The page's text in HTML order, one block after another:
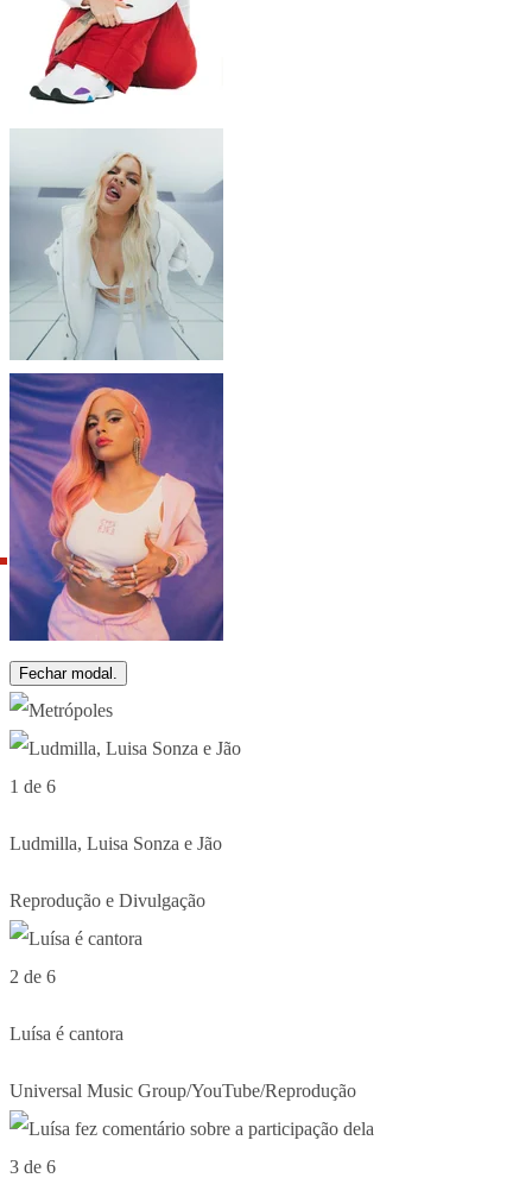
Fechar modal.
1 de 6
Ludmilla, Luisa Sonza e Jão
Reprodução e Divulgação
2 de 6
Luísa é cantora
Universal Music Group/YouTube/Reprodução
3 de 6